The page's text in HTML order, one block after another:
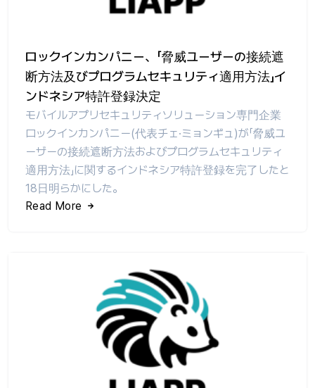
ロックインカンパニー、「脅威ユーザーの接続遮
断方法及びプログラムセキュリティ適用方法」イ
ンドネシア特許登録決定
モバイルアプリセキュリティソリューション専門企業
ロックインカンパニー(代表チェ·ミョンギュ)が「脅威ユ
ーザーの接続遮断方法およびプログラムセキュリティ
適用方法」に関するインドネシア特許登録を完了したと
18日明らかにした。
Read More